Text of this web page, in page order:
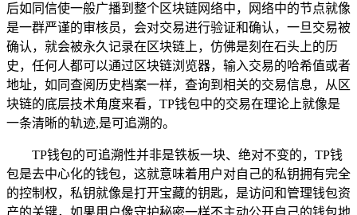
后如同信使一般广播到整个区块链网络中，网络中的节点就像
是一群严谨的审核员，会对交易进行验证和确认，一旦交易被
确认，就会被永久记录在区块链上，仿佛是刻在石头上的历
史，任何人都可以通过区块链浏览器，输入交易的哈希值或者
地址，如同查阅历史档案一样，查询到相关的交易信息，从区
块链的底层技术角度来看，TP钱包中的交易在理论上就像是
一条清晰的轨迹,是可追溯的。
TP钱包的可追溯性并非是铁板一块、绝对不变的，TP钱
包是去中心化的钱包，这就意味着用户对自己的私钥拥有完全
的控制权，私钥就像是打开宝藏的钥匙，是访问和管理钱包资
产的关键，如果用户像守护秘密一样不主动公开自己的钱包地